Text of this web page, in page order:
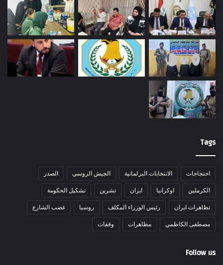
Tags
احتجاجات الانتخابات البرلمانية الجيش الروسي الصدر
الكرملين اوكرانيا ايران تشرين تشكيل الحكومة
تظاهرات ايران رئيس الوزراء المكلف روسيا غضب الشارع
مصطفى الكاظمي مظاهرات وقفات
Follow us